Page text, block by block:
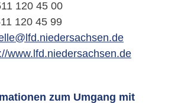
120 45 00
120 45 99
www.lfd.niedersachsen.de
zum Umgang mit